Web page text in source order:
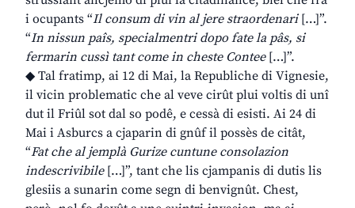
i ocupants “Il consum di vin al jere straordenari[…]”.
“In nissun paîs, specialmentri dopo fate la pâs, si
fermarin cussì tant come in cheste Contee[…]”.
◆ Tal fratimp, ai 12 di Mai, la Republiche di Vignesie,
il vicin problematic che al veve cirût plui voltis di unî
dut il Friûl sot dal so podê, e cessà di esisti. Ai 24 di
Mai i Asburcs a cjaparin di gnûf il possès de citât,
“Fat che al jemplà Gurize cuntune consolazion
indescrivibile[…]”, tant che lis cjampanis di dutis lis
glesiis a sunarin come segn di benvignût. Chest,